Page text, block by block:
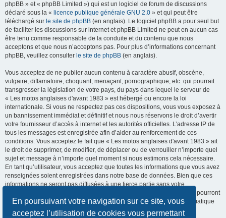
En poursuivant votre navigation sur ce site, vous
acceptez l’utilisation de cookies vous permettant
phpBB » et « phpBB Limited ») qui est un logiciel de forum de discussions
déclaré sous la « licence publique générale GNU 2.0 » et qui peut être
téléchargé sur le site de phpBB (en anglais). Le logiciel phpBB a pour seul but
de faciliter les discussions sur internet et phpBB Limited ne peut en aucun cas
être tenu comme responsable de la conduite et du contenu que nous
acceptons et que nous n’acceptons pas. Pour plus d’informations concernant
phpBB, veuillez consulter le site de phpBB (en anglais).
Vous acceptez de ne publier aucun contenu à caractère abusif, obscène,
vulgaire, diffamatoire, choquant, menaçant, pornographique, etc. qui pourrait
transgresser la législation de votre pays, du pays dans lequel le serveur de
« Les motos anglaises d'avant 1983 » est hébergé ou encore la loi
internationale. Si vous ne respectez pas ces dispositions, vous vous exposez à
un bannissement immédiat et définitif et nous nous réservons le droit d’avertir
votre fournisseur d’accès à internet et les autorités officielles. L’adresse IP de
tous les messages est enregistrée afin d’aider au renforcement de ces
conditions. Vous acceptez le fait que « Les motos anglaises d'avant 1983 » ait
le droit de supprimer, de modifier, de déplacer ou de verrouiller n’importe quel
sujet et message à n’importe quel moment si nous estimons cela nécessaire.
En tant qu’utilisateur, vous acceptez que toutes les informations que vous avez
renseignées soient enregistrées dans notre base de données. Bien que ces
informations ne seront pas diffusées à une tierce partie sans votre
consentement, ni « Les motos anglaises d'avant 1983 », ni phpBB, ne pourront
être tenus comme responsables en cas de tentative de piratage informatique
visant à compromettre vos données.